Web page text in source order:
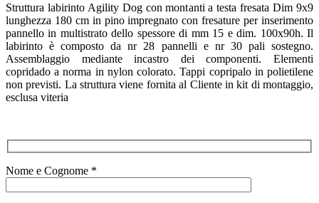
Struttura labirinto Agility Dog con montanti a testa fresata Dim 9x9
lunghezza 180 cm in pino impregnato con fresature per inserimento
pannello in multistrato dello spessore di mm 15 e dim. 100x90h. Il
labirinto è composto da nr 28 pannelli e nr 30 pali sostegno.
Assemblaggio mediante incastro dei componenti. Elementi
copridado a norma in nylon colorato. Tappi copripalo in polietilene
non previsti. La struttura viene fornita al Cliente in kit di montaggio,
esclusa viteria
Nome e Cognome *